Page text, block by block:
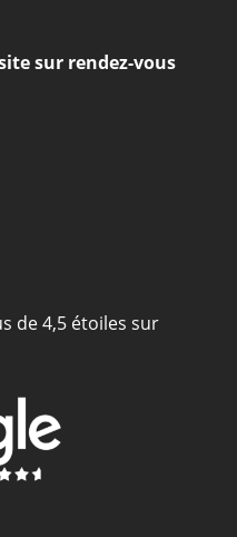
sur rendez-vous
de 4,5 étoiles sur